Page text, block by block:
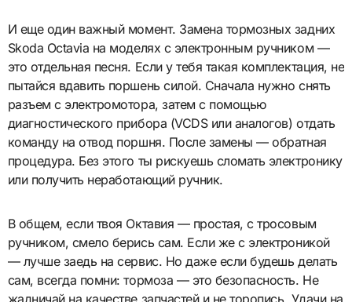
И еще один важный момент. Замена тормозных задних
Skoda Octavia на моделях с электронным ручником —
это отдельная песня. Если у тебя такая комплектация, не
пытайся вдавить поршень силой. Сначала нужно снять
разъем с электромотора, затем с помощью
диагностического прибора (VCDS или аналогов) отдать
команду на отвод поршня. После замены — обратная
процедура. Без этого ты рискуешь сломать электронику
или получить неработающий ручник.
В общем, если твоя Октавия — простая, с тросовым
ручником, смело берись сам. Если же с электроникой
— лучше заедь на сервис. Но даже если будешь делать
сам, всегда помни: тормоза — это безопасность. Не